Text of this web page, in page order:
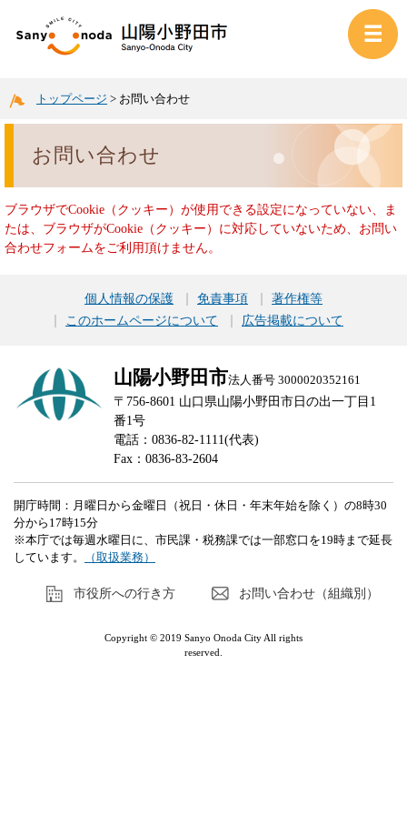
トップページ > お問い合わせ
お問い合わせ
ブラウザでCookie（クッキー）が使用できる設定になっていない、ま
たは、ブラウザがCookie（クッキー）に対応していないため、お問い
合わせフォームをご利用頂けません。
個人情報の保護 免責事項
著作権等
このホームページについて
広告掲載について
山陽小野田市法人番号 3000020352161
〒756-8601 山口県山陽小野田市日の出一丁目1
番1号
電話：0836-82-1111(代表)
Fax：0836-83-2604
開庁時間：月曜日から金曜日（祝日・休日・年末年始を除く）の8時30
分から17時15分
※本庁では毎週水曜日に、市民課・税務課では一部窓口を19時まで延長
しています。
（取扱業務）
市役所への行き方 お問い合わせ（組織別）
Copyright © 2019 Sanyo Onoda City All rights
reserved.